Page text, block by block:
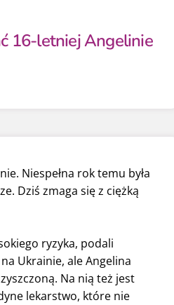
16-letniej Angelinie
Niespełna rok temu była
Dziś zmaga się z ciężką
ryzyka, podali
Ukrainie, ale Angelina
Na nią też jest
lekarstwo, które nie